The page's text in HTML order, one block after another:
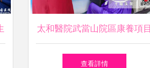
太和醫院武當山院區康養項目
推介組走進上海大世界，智慧
查看詳情